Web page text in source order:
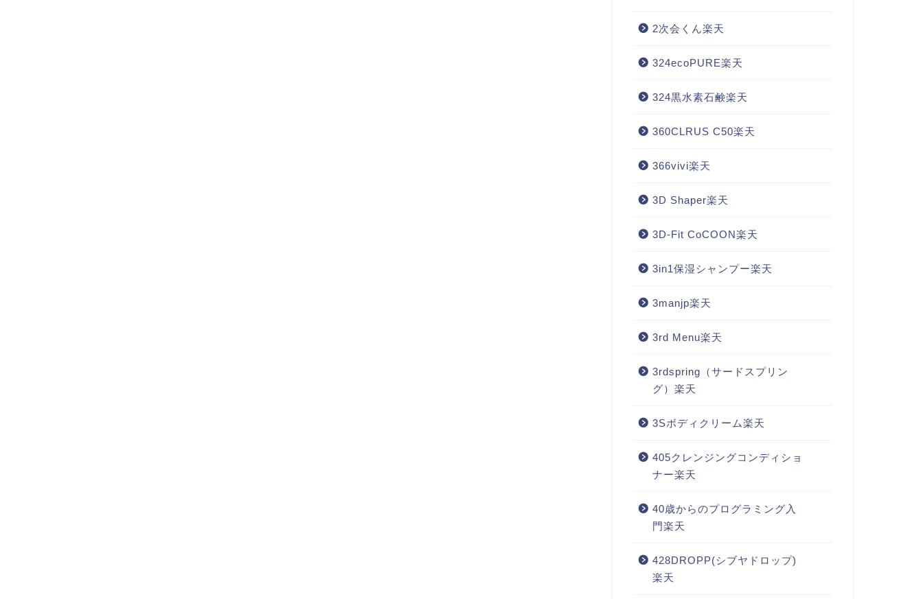
2次会くん楽天
324ecoPURE楽天
324黒水素石鹸楽天
360CLRUS C50楽天
366vivi楽天
3D Shaper楽天
3D-Fit CoCOON楽天
3in1保湿シャンプー楽天
3manjp楽天
3rd Menu楽天
3rdspring（サードスプリン
グ）楽天
3Sボディクリーム楽天
405クレンジングコンディショ
ナー楽天
40歳からのプログラミング入
門楽天
428DROPP(シブヤドロップ)
楽天